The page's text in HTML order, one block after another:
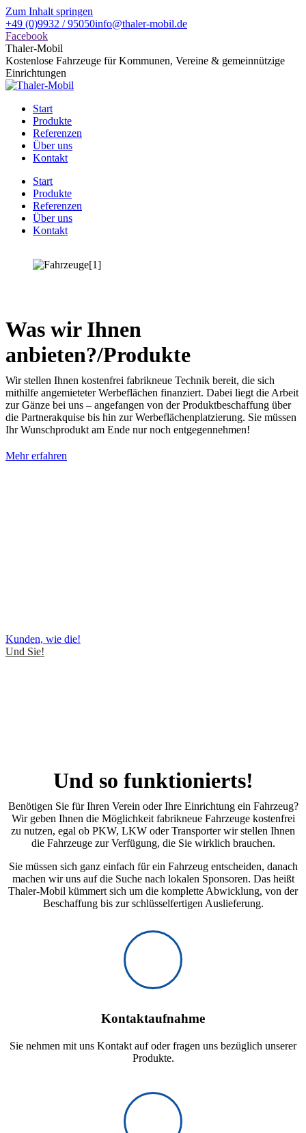
Zum Inhalt springen
+49 (0)9932 / 95050info@thaler-mobil.de
Facebook
Thaler-Mobil
Kostenlose Fahrzeuge für Kommunen, Vereine & gemeinnützige
Einrichtungen
Start
Produkte
Referenzen
Über uns
Kontakt
Start
Produkte
Referenzen
Über uns
Kontakt
Was wir Ihnen
anbieten?/Produkte
Wir stellen Ihnen kostenfrei fabrikneue Technik bereit, die sich
mithilfe angemieteter Werbeflächen finanziert. Dabei liegt die Arbeit
zur Gänze bei uns – angefangen von der Produktbeschaffung über
die Partnerakquise bis hin zur Werbeflächenplatzierung. Sie müssen
Ihr Wunschprodukt am Ende nur noch entgegennehmen!
Mehr erfahren
Kunden, wie die!
Und Sie!
Und so funktionierts!
Benötigen Sie für Ihren Verein oder Ihre Einrichtung ein Fahrzeug?
Wir geben Ihnen die Möglichkeit fabrikneue Fahrzeuge kostenfrei
zu nutzen, egal ob PKW, LKW oder Transporter wir stellen Ihnen
die Fahrzeuge zur Verfügung, die Sie wirklich brauchen.
Sie müssen sich ganz einfach für ein Fahrzeug entscheiden, danach
machen wir uns auf die Suche nach lokalen Sponsoren. Das heißt
Thaler-Mobil kümmert sich um die komplette Abwicklung, von der
Beschaffung bis zur schlüsselfertigen Auslieferung.
Kontaktaufnahme
Sie nehmen mit uns Kontakt auf oder fragen uns bezüglich unserer
Produkte.